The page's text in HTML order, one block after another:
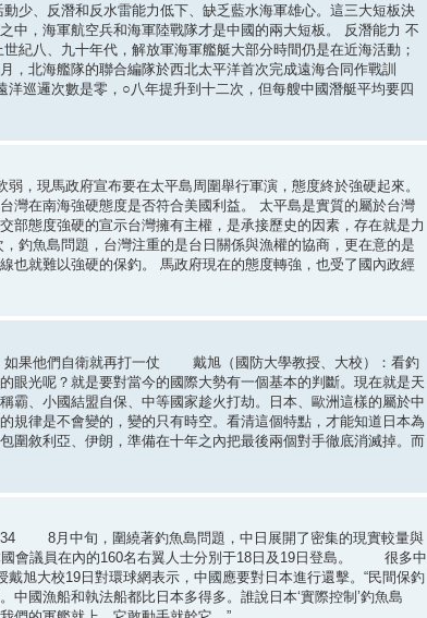
少、反潛和反水雷能力低下、缺乏藍水海軍雄心。這三大短板決
中，海軍航空兵和海軍陸戰隊才是中國的兩大短板。 反潛能力 不
紀八、九十年代，解放軍海軍艦艇大部分時間仍是在近海活動；
，北海艦隊的聯合編隊於西北太平洋首次完成遠海合同作戰訓
巡邏次數是零，○八年提升到十二次，但每艘中國潛艇平均要四
，現馬政府宣布要在太平島周圍舉行軍演，態度終於強硬起來。
灣在南海強硬態度是否符合美國利益。 太平島是實質的屬於台灣
部態度強硬的宣示台灣擁有主權，是承接歷史的因素，存在就是力
釣魚島問題，台灣注重的是台日關係與漁權的協商，更在意的是
也就難以強硬的保釣。 馬政府現在的態度轉強，也受了國內政經
如果他們自衛就再打一仗 戴旭（國防大學教授、大校）：看釣
眼光呢？就是要對當今的國際大勢有一個基本的判斷。現在就是天
霸、小國結盟自保、中等國家趁火打劫。日本、歐洲這樣的屬於中
規律是不會變的，變的只有時空。看清這個特點，才能知道日本為
圍敘利亞、伊朗，準備在十年之內把最後兩個對手徹底消滅掉。而
8月中旬，圍繞著釣魚島問題，中日展開了密集的現實較量與
國會議員在內的160名右翼人士分別于18日及19日登島。 很多中
旭大校19日對環球網表示，中國應要對日本進行還擊。“民間保釣
國漁船和執法船都比日本多得多。誰說日本‘實際控制’釣魚島